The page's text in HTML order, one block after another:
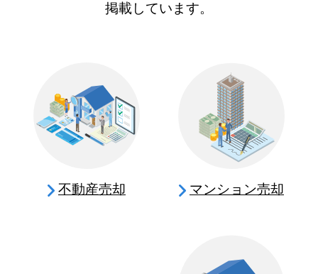
掲載しています。
不動産売却 マンション売却